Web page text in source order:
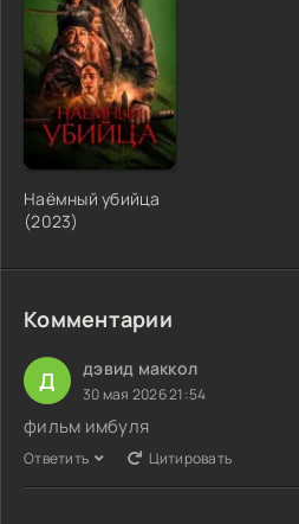
Наёмный убийца
(2023)
Комментарии
Д дэвид маккол
30 мая 2026 21:54
фильм имбуля
Ответить Цитировать